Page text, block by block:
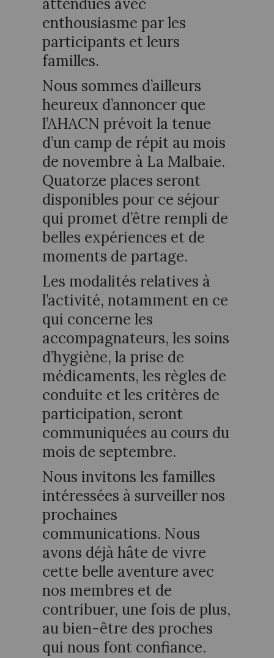
attendues avec
enthousiasme par les
participants et leurs
familles.
Nous sommes d’ailleurs
heureux d’annoncer que
l’AHACN prévoit la tenue
d’un camp de répit au mois
de novembre à La Malbaie.
Quatorze places seront
disponibles pour ce séjour
qui promet d’être rempli de
belles expériences et de
moments de partage.
Les modalités relatives à
l’activité, notamment en ce
qui concerne les
accompagnateurs, les soins
d’hygiène, la prise de
médicaments, les règles de
conduite et les critères de
participation, seront
communiquées au cours du
mois de septembre.
Nous invitons les familles
intéressées à surveiller nos
prochaines
communications. Nous
avons déjà hâte de vivre
cette belle aventure avec
nos membres et de
contribuer, une fois de plus,
au bien-être des proches
qui nous font confiance.